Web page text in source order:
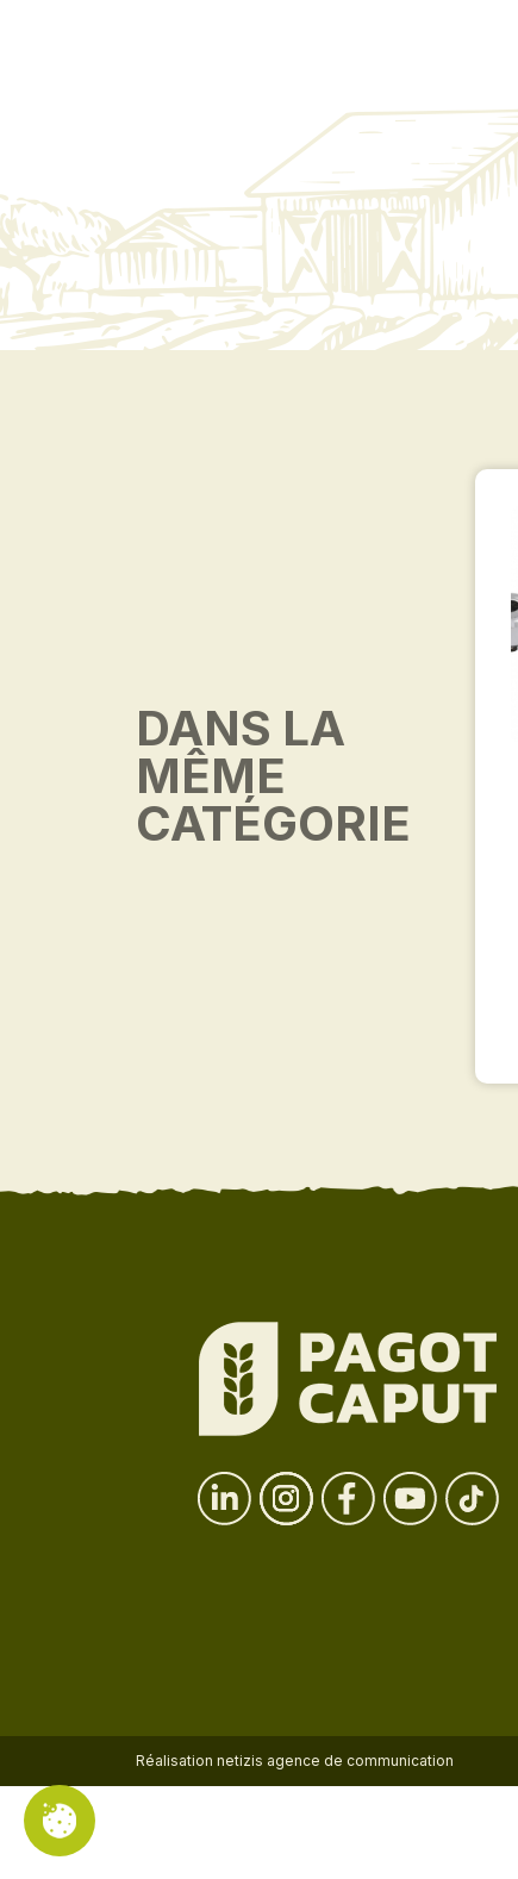
DANS LA
MÊME
CATÉGORIE
Réalisation netizis agence de communication